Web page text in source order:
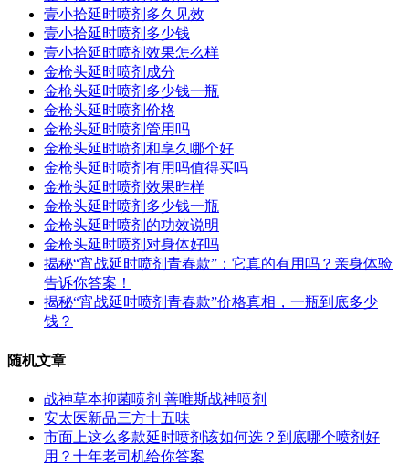
壹小拾延时喷剂多久见效
壹小拾延时喷剂多少钱
壹小拾延时喷剂效果怎么样
金枪头延时喷剂成分
金枪头延时喷剂多少钱一瓶
金枪头延时喷剂价格
金枪头延时喷剂管用吗
金枪头延时喷剂和享久哪个好
金枪头延时喷剂有用吗值得买吗
金枪头延时喷剂效果昨样
金枪头延时喷剂多少钱一瓶
金枪头延时喷剂的功效说明
金枪头延时喷剂对身体好吗
揭秘“宵战延时喷剂青春款”：它真的有用吗？亲身体验
告诉你答案！
揭秘“宵战延时喷剂青春款”价格真相，一瓶到底多少
钱？
随机文章
战神草本抑菌喷剂 善唯斯战神喷剂
安太医新品三方十五味
市面上这么多款延时喷剂该如何选？到底哪个喷剂好
用？十年老司机给你答案